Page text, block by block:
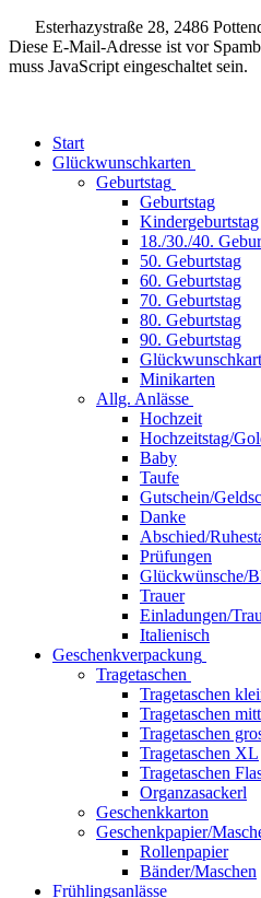
Esterhazystraße 28, 2486
Diese E-Mail-Adresse ist vor
muss JavaScript eingeschaltet sein.
Start
Glückwunschkarten
Geburtstag
Geburtstag
Kindergeburtstag
18./30./40.
50. Geburtstag
60. Geburtstag
70. Geburtstag
80. Geburtstag
90. Geburtstag
Minikarten
Allg. Anlässe
Hochzeit
Hochzeitstag/
Baby
Taufe
Gutschein/
Danke
Abschied/
Prüfungen
Glückwünsche/
Trauer
Einladungen/
Italienisch
Geschenkverpackung
Tragetaschen
Tragetaschen
Tragetaschen
Tragetaschen
Tragetaschen XL
Tragetaschen
Organzasackerl
Geschenkkarton
Geschenkpapier/
Rollenpapier
Bänder/Maschen
Frühlingsanlässe